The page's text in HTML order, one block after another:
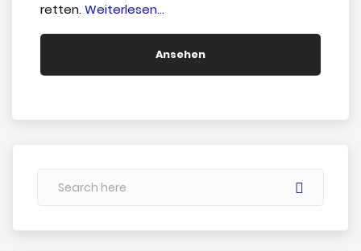
retten. Weiterlesen…
Kirche”
Ansehen